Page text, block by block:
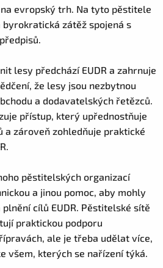
evropský trh. Na tyto pěstitele
zátěž spojená s
lesy předchází EUDR a zahrnuje
že lesy jsou nezbytnou
a dodavatelských řetězců.
přístup, který upřednostňuje
a zároveň zohledňuje praktické
pěstitelských organizací
a jinou pomoc, aby mohly
cílů EUDR. Pěstitelské sítě
praktickou podporu
ale je třeba udělat více,
všem, kterých se nařízení týká.